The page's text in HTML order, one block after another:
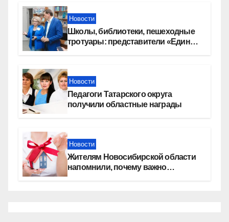
Новости
Школы, библиотеки, пешеходные
тротуары: представители «Единой
Новости
Педагоги Татарского округа
получили областные награды
Новости
Жителям Новосибирской области
напомнили, почему важно